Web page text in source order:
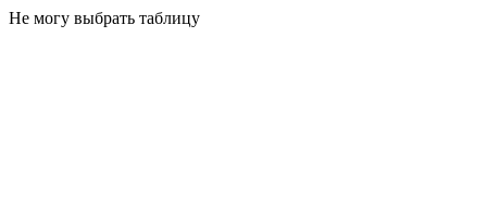
Не могу выбрать таблицу